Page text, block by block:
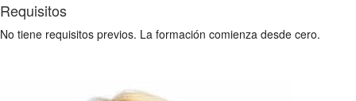
Requisitos
No tiene requisitos previos. La formación comienza desde cero.